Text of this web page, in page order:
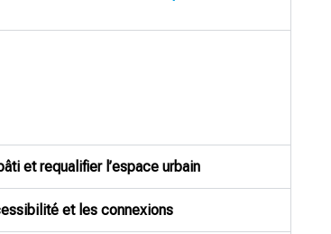
et requalifier l’espace urbain
et les connexions